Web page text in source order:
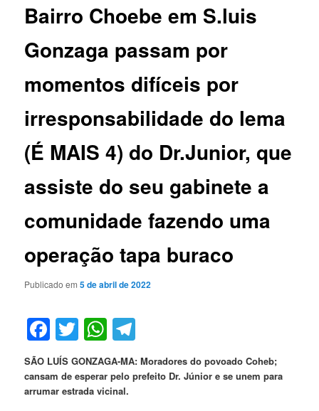
Bairro Choebe em S.luis
Gonzaga passam por
momentos difíceis por
irresponsabilidade do lema
(É MAIS 4) do Dr.Junior, que
assiste do seu gabinete a
comunidade fazendo uma
operação tapa buraco
Publicado em5 de abril de 2022
Facebook
TwitterWhatsApp
SÃO LUÍS GONZAGA-MA: Moradores do povoado Coheb;
cansam de esperar pelo prefeito Dr. Júnior e se unem para
arrumar estrada vicinal.